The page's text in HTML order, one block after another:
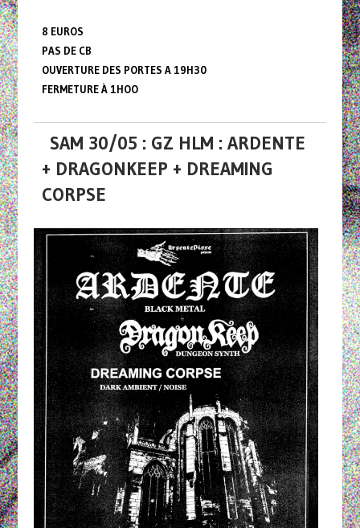
8 EUROS
PAS DE CB
OUVERTURE DES PORTES A 19H30
FERMETURE À 1HOO
SAM 30/05 : GZ HLM : ARDENTE
+ DRAGONKEEP + DREAMING
CORPSE